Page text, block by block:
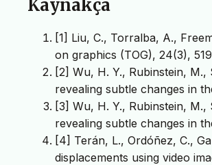
Kaynakça
[1] Liu, C., Torralba, A.,
on graphics (TOG), 24(3),
[2] Wu, H. Y., Rubinstein,
revealing subtle changes in
[3] Wu, H. Y., Rubinstein,
revealing subtle changes in
[4] Terán, L., Ordóñez, C.,
displacements using video